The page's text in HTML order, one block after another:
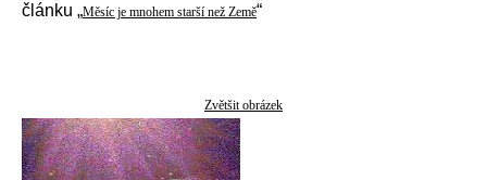
článku „Měsíc je mnohem starší než Země“
Zvětšit obrázek